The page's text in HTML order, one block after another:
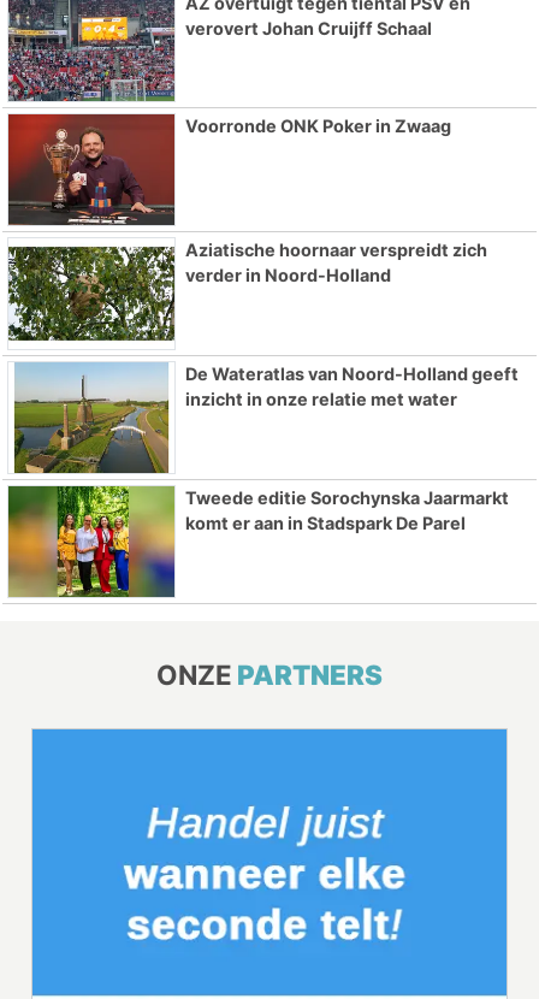
verovert Johan Cruijff Schaal
Voorronde ONK Poker in Zwaag
Aziatische hoornaar verspreidt zich
verder in Noord-Holland
De Wateratlas van Noord-Holland geeft
inzicht in onze relatie met water
Tweede editie Sorochynska Jaarmarkt
komt er aan in Stadspark De Parel
ONZE PARTNERS